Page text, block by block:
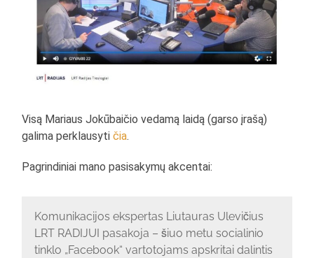
Visą Mariaus Jokūbaičio vedamą laidą (garso įrašą)
galima perklausytičia.
Pagrindiniai mano pasisakymų akcentai:
Komunikacijos ekspertas Liutauras Ulevičius
LRT RADIJUI pasakoja – šiuo metu socialinio
tinklo „Facebook“ vartotojams apskritai dalintis